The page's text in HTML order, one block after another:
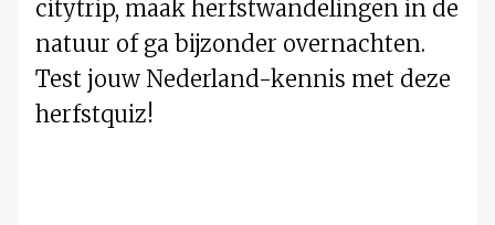
citytrip, maak herfstwandelingen in de
natuur of ga bijzonder overnachten.
Test jouw Nederland-kennis met deze
herfstquiz!